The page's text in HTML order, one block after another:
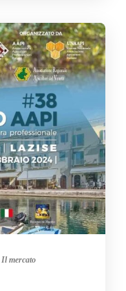
Il mercato